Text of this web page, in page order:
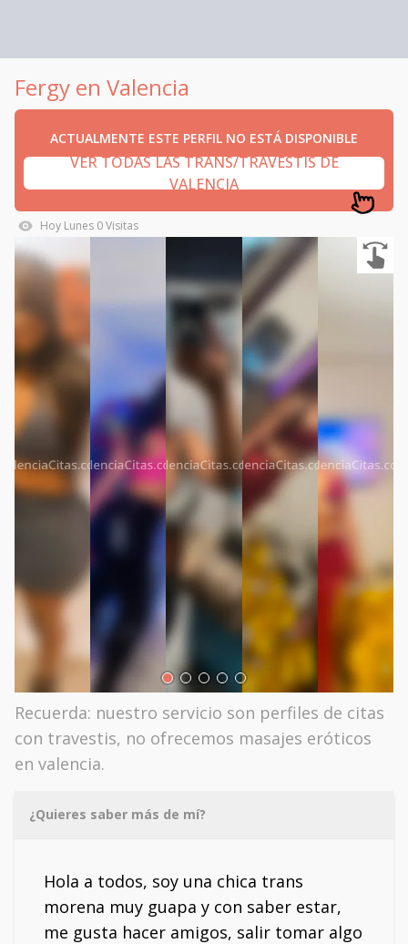
Fergy en Valencia
ACTUALMENTE ESTE PERFIL NO ESTÁ DISPONIBLE
VER TODAS LAS TRANS/TRAVESTIS DE
VALENCIA
Hoy Lunes 0Visitas
Recuerda: nuestro servicio son perfiles de citas
con travestis, no ofrecemos masajes eróticos
en valencia.
¿Quieres saber más de mí?
Hola a todos, soy una chica trans
morena muy guapa y con saber estar,
me gusta hacer amigos, salir tomar algo